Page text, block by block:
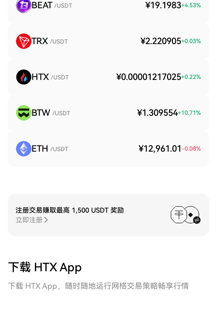
BEAT /USDT ¥19.1983+4.53%
TRX /USDT ¥2.220905+0.03%
HTX /USDT ¥0.00001217025+0.22%
BTW /USDT ¥1.309554+10.71%
ETH /USDT ¥12,961.01 -0.08%
注册交易赚取最高 1,500 USDT 奖励
立即注册
下载 HTX App
下载 HTX App，随时随地运行网格交易策略畅享行情